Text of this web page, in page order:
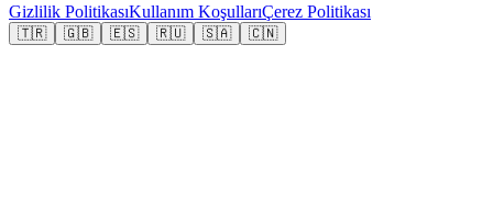
Gizlilik PolitikasıKullanım KoşullarıÇerez Politikası
🇹🇷 🇬🇧 🇪🇸 🇷🇺 🇸🇦 🇨🇳